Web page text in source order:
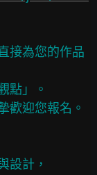
接為您的作品
點」。
歡迎您報名。
設計，